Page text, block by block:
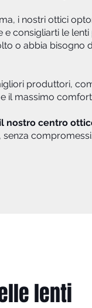
i nostri ottici
consigliarti le
o abbia bisogno
produttori,
il massimo
nostro centro
compromessi.
lenti